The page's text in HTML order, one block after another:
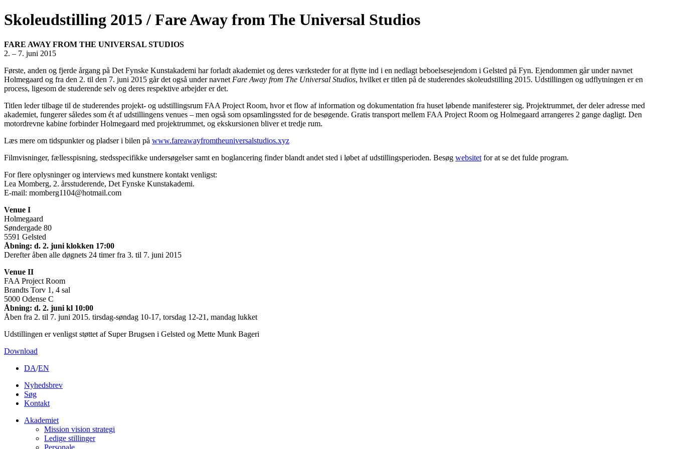
Skoleudstilling 2015 / Fare Away from The Universal Studios
FARE AWAY FROM THE UNIVERSAL STUDIOS
2. – 7. juni 2015
Første, anden og fjerde årgang på Det Fynske Kunstakademi har forladt akademiet og deres værksteder for at flytte ind i en nedlagt beboelsesejendom i Gelsted på Fyn. Ejendommen går under navnet
Holmegaard og fra den 2. til den 7. juni 2015 går det også under navnet Fare Away from The Universal Studios, hvilket er titlen på de studerendes skoleudstilling 2015. Udstillingen og udflytningen er en
process, ligesom de studerende selv og deres respektive arbejder er det.
Titlen leder tilbage til de studerendes projekt- og udstillingsrum FAA Project Room, hvor et flow af information og dokumentation fra huset løbende manifesterer sig. Projektrummet, der deler adresse med
akademiet, fungerer således som ét af udstillingens venues – men også som opsamlingssted for de besøgende. Gratis transport mellem FAA Project Room og Holmegaard arrangeres 2 gange dagligt. Den
motordrevne kabine forbinder Holmegaard med projektrummet, og ekskursionen bliver et tredje rum.
Læs mere om tidspunkter og pladser i bilen på www.fareawayfromtheuniversalstudios.xyz
Filmvisninger, fællesspisning, stedsspecifikke undersøgelser samt en boglancering finder blandt andet sted i løbet af udstillingsperioden. Besøg websitet for at se det fulde program.
For flere oplysninger og interviews med kunstnere kontakt venligst:
Lea Momberg, 2. årsstuderende, Det Fynske Kunstakademi.
E-mail: momberg1104@hotmail.com
Venue I
Holmegaard
Søndergade 80
5591 Gelsted
Åbning: d. 2. juni klokken 17:00
Derefter åben alle døgnets 24 timer fra 3. til 7. juni 2015
Venue II
FAA Project Room
Brandts Torv 1, 4 sal
5000 Odense C
Åbning: d. 2. juni kl 10:00
Åben fra 2. til 7. juni 2015. tirsdag-søndag 10-17, torsdag 12-21, mandag lukket
Udstillingen er venligst støttet af Super Brugsen i Gelsted og Mette Munk Bageri
Download
DA/EN
Nyhedsbrev
Søg
Kontakt
Akademiet
Mission vision strategi
Ledige stillinger
Personale